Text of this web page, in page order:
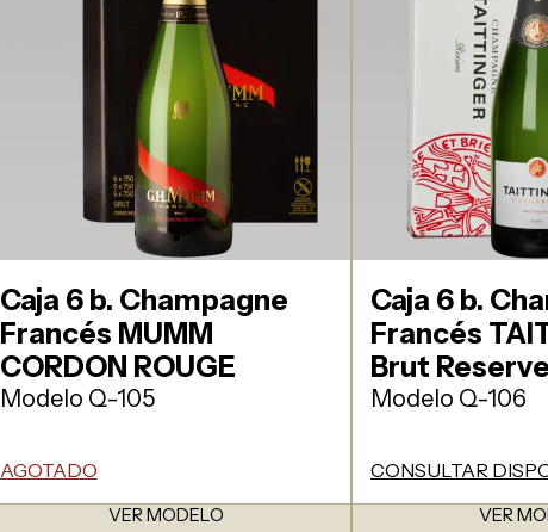
Caja 6 b. Champagne
Francés MUMM
CORDON ROUGE
Modelo Q-105
AGOTADO
VER MODELO
Caja 6 b.
Francés
Brut Reserve
Modelo Q-106
CONSULTAR
VER